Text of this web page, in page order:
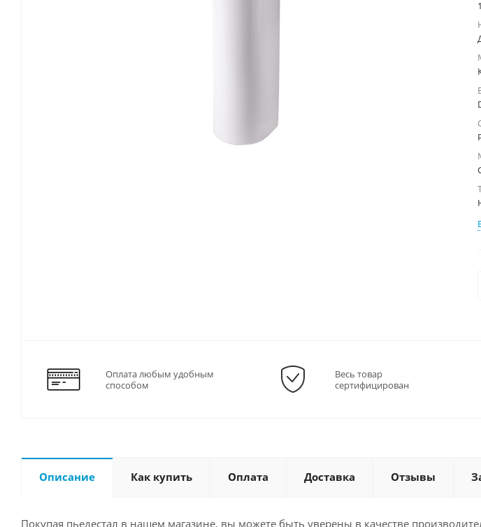
Оплата любым удобным
способом
Весь товар
сертифицирован
Описание Как купить Оплата Доставка Отзывы
Покупая пьедестал в нашем магазине, вы можете быть уверены в качестве